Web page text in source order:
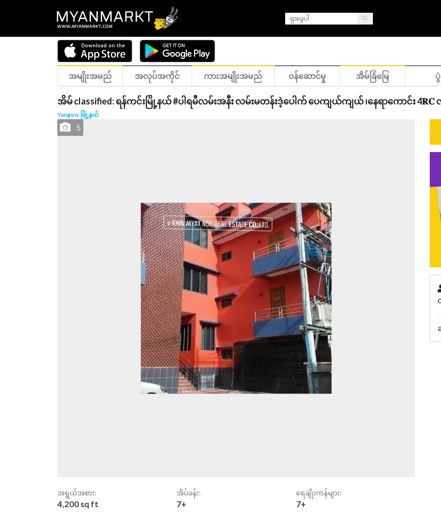
အမျိုးအမည် အလုပ်အကိုင် ကားအမျိုးအမည် ဝန်ဆောင်မှု အိမ်ခြံမြေ ပွဲ
အိမ် classified: ရန်ကင်းမြို့နယ် #ပါရမီလမ်းအနီး လမ်းမတန်းဒဲ့ပေါက် ပေကျယ်ကျယ် ၊နေရာကောင်း 4𝐑𝐂 လုံ
Yangon, မြို့နယ်
5
အရွယ်အစား:
4,200 sq ft
အိပ်ခန်း:
7+
ရေချိုးကန်များ:
7+